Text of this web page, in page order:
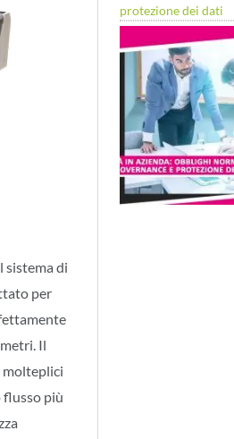
sistema di
per
Il
molteplici
flusso più
protezione dei dati